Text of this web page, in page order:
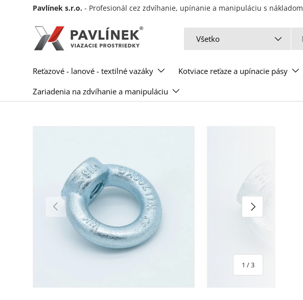
Pavlínek s.r.o. - Profesionál cez zdvíhanie, upínanie a manipuláciu s nákladom
Všetko
Reťazové - lanové - textilné vazáky Kotviace reťaze a upínacie pásy
Zariadenia na zdvíhanie a manipuláciu
Predchádzajúce
1 / z
3
Ďalšie